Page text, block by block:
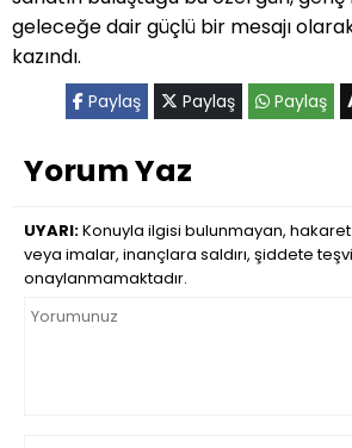
geleceğe dair güçlü bir mesajı
kazındı.
Paylaş Paylaş Paylaş
Yorum Yaz
UYARI:Konuyla ilgisi bulunmayan,
veya imalar, inançlara saldırı, şiddete
onaylanmamaktadır.